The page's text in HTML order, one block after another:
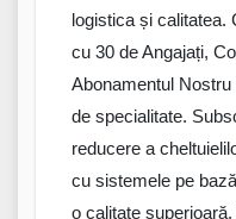
logistica și calitatea.
cu 30 de Angajați,
Abonamentul
de specialitate.
reducere a
cu sistemele pe
o calitate